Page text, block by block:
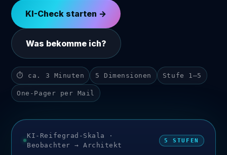
KI-Check starten →
Was bekomme ich?
⏱ ca. 3 Minuten 5 Dimensionen Stufe 1–5
One-Pager per Mail
KI-Reifegrad-Skala ·
Beobachter → Architekt
5 STUFEN